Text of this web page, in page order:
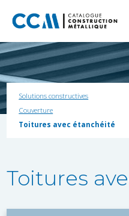
Solutions constructives
Couverture
Toitures avec étanchéité
Toitures